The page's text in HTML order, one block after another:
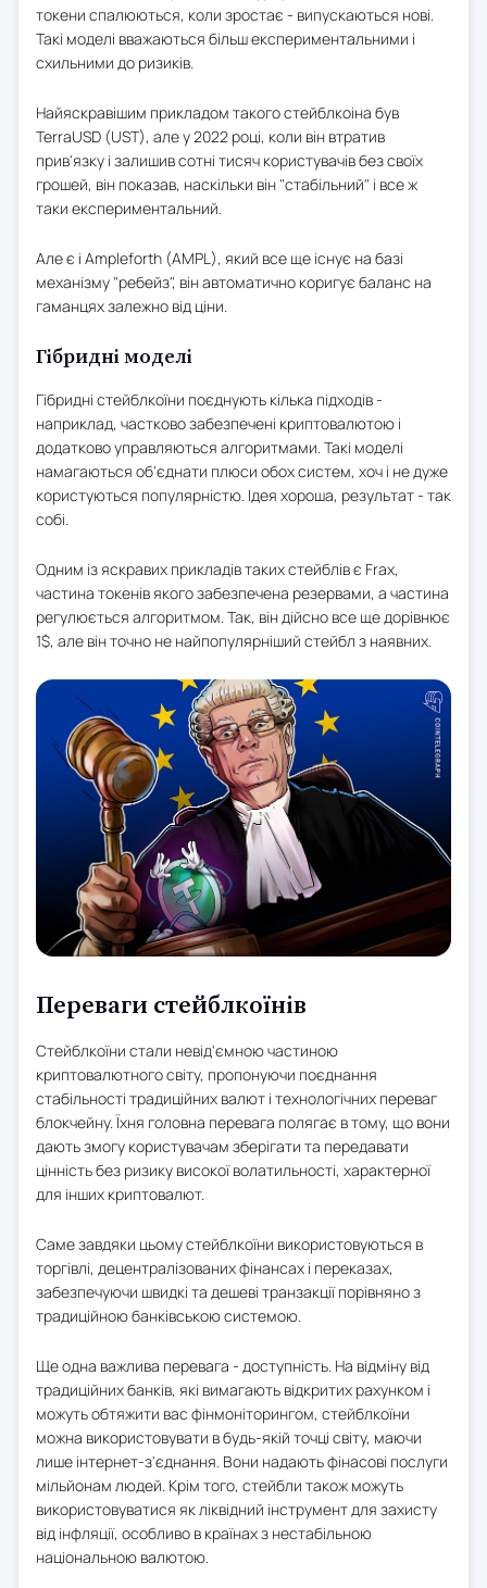
токени спалюються, коли зростає - випускаються нові.
Такі моделі вважаються більш експериментальними і
схильними до ризиків.
Найяскравішим прикладом такого стейблкоіна був
TerraUSD (UST), але у 2022 році, коли він втратив
прив'язку і залишив сотні тисяч користувачів без своїх
грошей, він показав, наскільки він "стабільний" і все ж
таки експериментальний.
Але є і Ampleforth (AMPL), який все ще існує на базі
механізму "ребейз", він автоматично коригує баланс на
гаманцях залежно від ціни.
Гібридні моделі
Гібридні стейблкоїни поєднують кілька підходів -
наприклад, частково забезпечені криптовалютою і
додатково управляються алгоритмами. Такі моделі
намагаються об'єднати плюси обох систем, хоч і не дуже
користуються популярністю. Ідея хороша, результат - так
собі.
Одним із яскравих прикладів таких стейблів є Frax,
частина токенів якого забезпечена резервами, а частина
регулюється алгоритмом. Так, він дійсно все ще дорівнює
1$, але він точно не найпопулярніший стейбл з наявних.
Переваги стейблкоїнів
Стейблкоїни стали невід'ємною частиною
криптовалютного світу, пропонуючи поєднання
стабільності традиційних валют і технологічних переваг
блокчейну. Їхня головна перевага полягає в тому, що вони
дають змогу користувачам зберігати та передавати
цінність без ризику високої волатильності, характерної
для інших криптовалют.
Саме завдяки цьому стейблкоїни використовуються в
торгівлі, децентралізованих фінансах і переказах,
забезпечуючи швидкі та дешеві транзакції порівняно з
традиційною банківською системою.
Ще одна важлива перевага - доступність. На відміну від
традиційних банків, які вимагають відкритих рахунком і
можуть обтяжити вас фінмоніторингом, стейблкоїни
можна використовувати в будь-якій точці світу, маючи
лише інтернет-з'єднання. Вони надають фінасові послуги
мільйонам людей. Крім того, стейбли також можуть
використовуватися як ліквідний інструмент для захисту
від інфляції, особливо в країнах з нестабільною
національною валютою.